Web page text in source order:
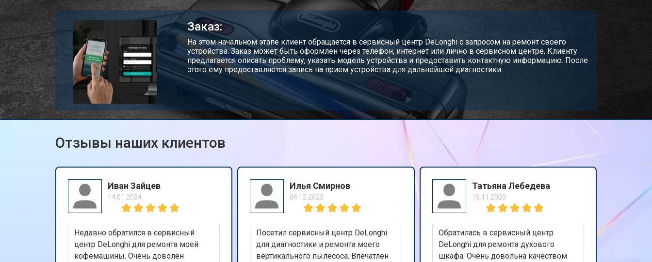
Заказ:
На этом начальном этапе клиент обращается в сервисный центр DeLonghi с запросом на ремонт своего
устройства. Заказ может быть оформлен через телефон, интернет или лично в сервисном центре. Клиенту
предлагается описать проблему, указать модель устройства и предоставить контактную информацию. После
этого ему предоставляется запись на прием устройства для дальнейшей диагностики.
Отзывы наших клиентов
Иван Зайцев
14.01.2024
Недавно обратился в сервисный
центр DeLonghi для ремонта моей
кофемашины. Очень доволен
Илья Смирнов
04.12.2023
Посетил сервисный центр DeLonghi
для диагностики и ремонта моего
вертикального пылесоса. Впечатлен
Татьяна Лебедева
19.11.2023
Обратилась в сервисный центр
DeLonghi для ремонта духового
шкафа. Очень довольна качеством